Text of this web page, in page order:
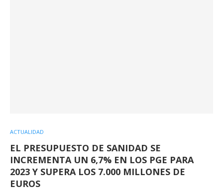
ACTUALIDAD
EL PRESUPUESTO DE SANIDAD SE
INCREMENTA UN 6,7% EN LOS PGE PARA
2023 Y SUPERA LOS 7.000 MILLONES DE
EUROS